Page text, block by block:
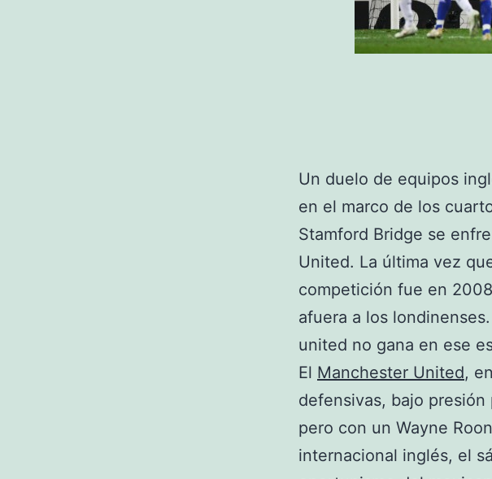
Un duelo de equipos
en el marco de los
Stamford Bridge se
United. La última vez
competición fue en
afuera a los
united no gana en ese
El Manchester United,
defensivas, bajo
pero con un Wayne
internacional inglés, el